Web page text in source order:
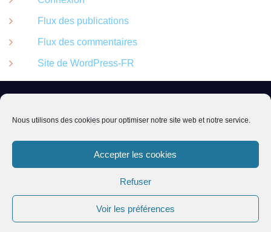
Nous utilisons des cookies pour optimiser notre site web et notre service.
Accepter les cookies
Refuser
Voir les préférences
Flux des publications
Flux des commentaires
Site de WordPress-FR
03 88 00 33 03 – gic67@orange.fr
1 rue de l’école 67260 SARRE-UNION